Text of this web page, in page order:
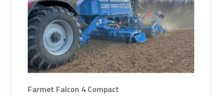
Farmet Falcon 4 Compact